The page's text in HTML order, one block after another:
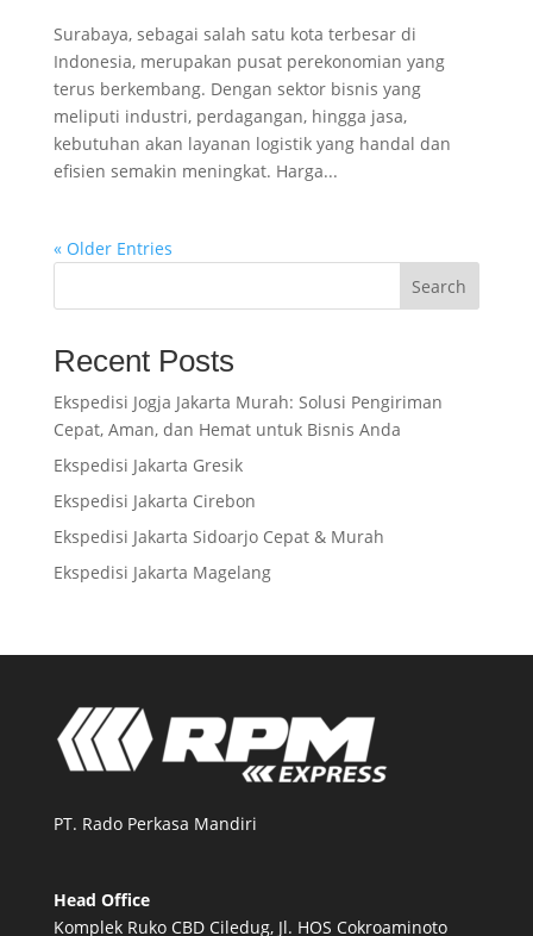
Surabaya, sebagai salah satu kota terbesar di
Indonesia, merupakan pusat perekonomian yang
terus berkembang. Dengan sektor bisnis yang
meliputi industri, perdagangan, hingga jasa,
kebutuhan akan layanan logistik yang handal dan
efisien semakin meningkat. Harga...
« Older Entries
Search
Recent Posts
Ekspedisi Jogja Jakarta Murah: Solusi Pengiriman
Cepat, Aman, dan Hemat untuk Bisnis Anda
Ekspedisi Jakarta Gresik
Ekspedisi Jakarta Cirebon
Ekspedisi Jakarta Sidoarjo Cepat & Murah
Ekspedisi Jakarta Magelang
PT. Rado Perkasa Mandiri
Head Office
Komplek Ruko CBD Ciledug, Jl. HOS Cokroaminoto